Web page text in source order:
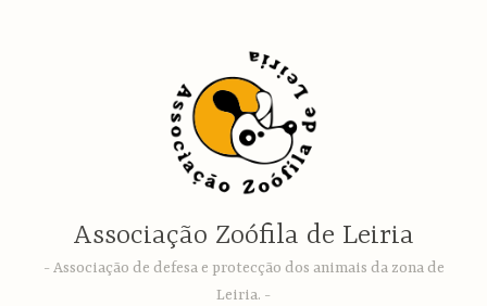
Associação Zoófila de Leiria
Associação de defesa e protecção dos animais da zona de
Leiria.